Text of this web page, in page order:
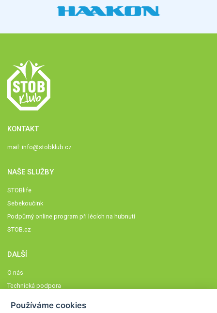
KONTAKT
mail: info@stobklub.cz
NAŠE SLUŽBY
STOBlife
Sebekoučink
Podpůrný online program při lécích na hubnutí
STOB.cz
DALŠÍ
O nás
Technická podpora
Používáme cookies